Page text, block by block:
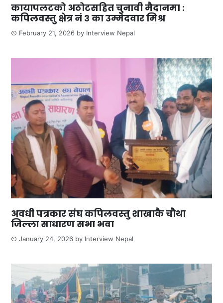
कायापलटको अठोटसहित चुनावी मैदानमा :
कपिलवस्तु क्षेत्र नं ३ का उम्मेदवार मिश्र
February 21, 2026 by Interview Nepal
अवधी पत्रकार संघ कपिलवस्तु शाखाकै चौथा
जिल्ला साधारण सभा भवा
January 24, 2026 by Interview Nepal